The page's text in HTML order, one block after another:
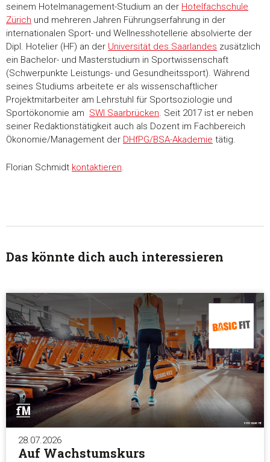
Diese Webseite verwendet Cookies
Wir verwenden Cookies, um Inhalte und Anzeigen zu
personalisieren, Funktionen für soziale Medien anbieten zu
und die Zugriffe auf unsere Website zu analysieren.
geben wir Informationen zu Ihrer Verwendung unserer
unsere Partner für soziale Medien, Werbung und Analysen
Unsere Partner führen diese Informationen möglicherweise
weiteren Daten zusammen, die Sie ihnen bereitgestellt
die sie im Rahmen Ihrer Nutzung der Dienste gesammelt
Einwilligungsauswahl
Statistiken
Marketing
Alle akzeptieren
Auswahl erlauben
Alle ablehnen
seinem Hotelmanagement-Studium an der Hotelfachschule
Zürich und mehreren Jahren Führungserfahrung in der
internationalen Sport- und Wellnesshotellerie absolvierte der
Dipl. Hotelier (HF) an der Universität des Saarlandes zusätzlich
ein Bachelor- und Masterstudium in Sportwissenschaft
(Schwerpunkte Leistungs- und Gesundheitssport). Während
seines Studiums arbeitete er als wissenschaftlicher
Projektmitarbeiter am Lehrstuhl für Sportsoziologie und
Sportökonomie am SWI Saarbrücken. Seit 2017 ist er neben
seiner Redaktionstätigkeit auch als Dozent im Fachbereich
Ökonomie/Management der DHfPG/BSA-Akademie tätig.
Florian Schmidt kontaktieren.
Das könnte dich auch interessieren
28.07.2026
Auf Wachstumskurs